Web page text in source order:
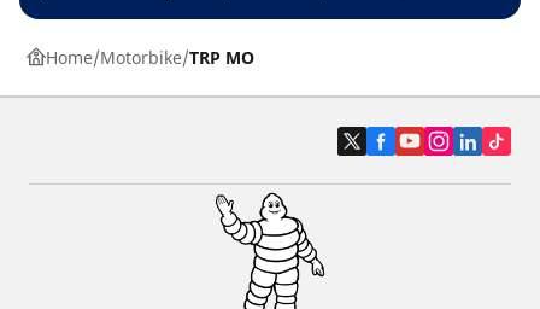
Home Motorbike TRP MO